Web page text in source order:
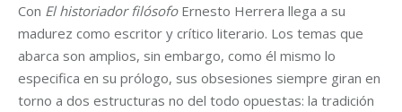
Con El historiador filósofoErnesto Herrera llega a su
madurez como escritor y crítico literario. Los temas que
abarca son amplios, sin embargo, como él mismo lo
especifica en su prólogo, sus obsesiones siempre giran en
torno a dos estructuras no del todo opuestas: la tradición